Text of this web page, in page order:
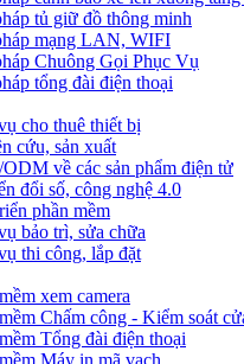
tủ giữ đồ thông minh
mạng LAN, WIFI
Chuông Gọi Phục Vụ
tổng đài điện thoại
cho thuê thiết bị
cứu, sản xuất
về các sản phẩm điện tử
đổi số, công nghệ 4.0
phần mềm
bảo trì, sửa chữa
thi công, lắp đặt
xem camera
Chấm công - Kiểm soát
Tổng đài điện thoại
Máy in mã vạch